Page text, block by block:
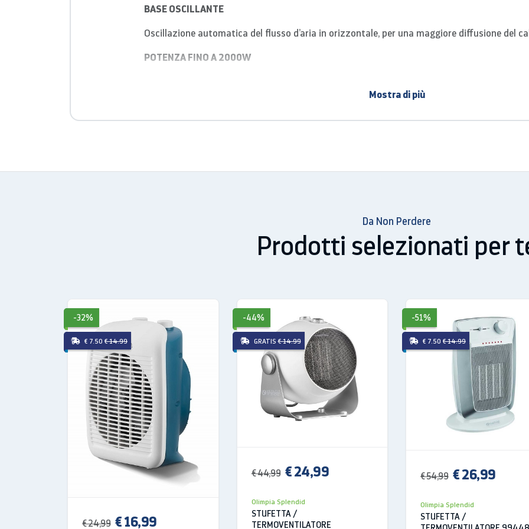
BASE OSCILLANTE
Oscillazione automatica del flusso d’aria in orizzontale, per una maggiore diffusione del
POTENZA FINO A 2000W
Dispositivo antiribaltamento
Mostra di più
Da Non Perdere
Prodotti selezionati per
-32%
€ 7.50 € 14.99
€ 24,99 € 16,99
-44%
GRATIS € 14.99
€ 44,99 € 24,99
Olimpia Splendid
STUFETTA /
TERMOVENTILATORE
-51%
€ 7.50 € 14.99
€ 54,99 € 26,99
Olimpia Splendid
STUFETTA /